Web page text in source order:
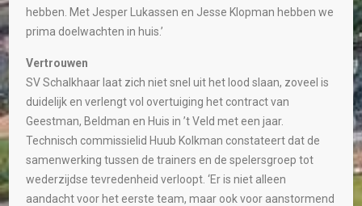
hebben. Met Jesper Lukassen en Jesse Klopman hebben we
prima doelwachten in huis.’
Vertrouwen
SV Schalkhaar laat zich niet snel uit het lood slaan, zoveel is
duidelijk en verlengt vol overtuiging het contract van
Geestman, Beldman en Huis in ’t Veld met een jaar.
Technisch commissielid Huub Kolkman constateert dat de
samenwerking tussen de trainers en de spelersgroep tot
wederzijdse tevredenheid verloopt. ‘Er is niet alleen
aandacht voor het eerste team, maar ook voor aanstormend